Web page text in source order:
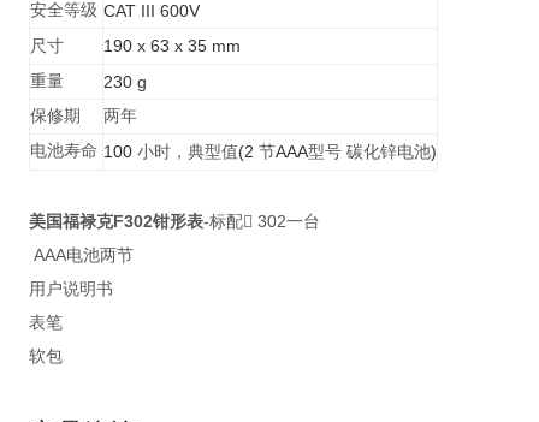
安全等级 CAT III 600V
尺寸 190 x 63 x 35 mm
重量 230 g
保修期
两年
电池寿命 100 小时，典型值(2 节AAA型号 碳化锌电池)
美国福禄克F302钳形表-标配 302一台
AAA电池两节
用户说明书
表笔
软包